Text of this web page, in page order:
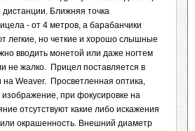
дистанции. Ближняя точка
- от 4 метров, а барабанчики
легкие, но четкие и хорошо слышные
вводить монетой или даже ногтем
не жалко. Прицел поставляется в
на Weaver. Просветленная оптика,
при фокусировке на
отсутствуют какие либо искажения
окрашенность. Внешний диаметр